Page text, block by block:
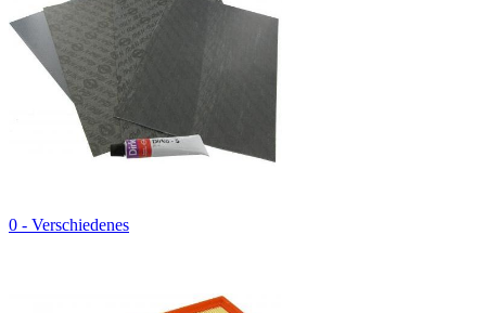
0 - Verschiedenes